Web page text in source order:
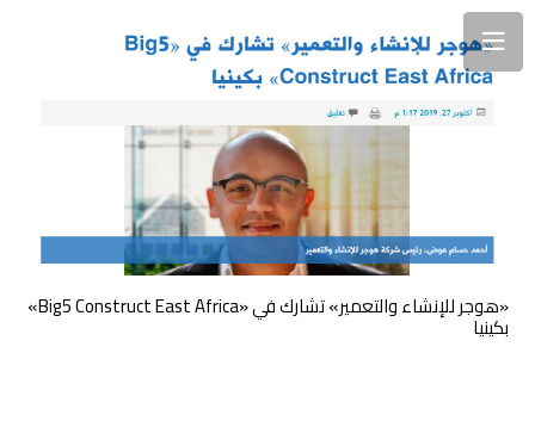
«هوجر للإنشاء والتعمير» تشارك في «Big5 Construct East Africa»
بكينيا